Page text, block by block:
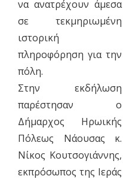
να ανατρέχουν άμεσα
σε τεκμηριωμένη
ιστορική
πληροφόρηση για την
πόλη.
Στην εκδήλωση
παρέστησαν ο
Δήμαρχος Ηρωικής
Πόλεως Νάουσας κ.
Νίκος Κουτσογιάννης,
εκπρόσωπος της Ιεράς